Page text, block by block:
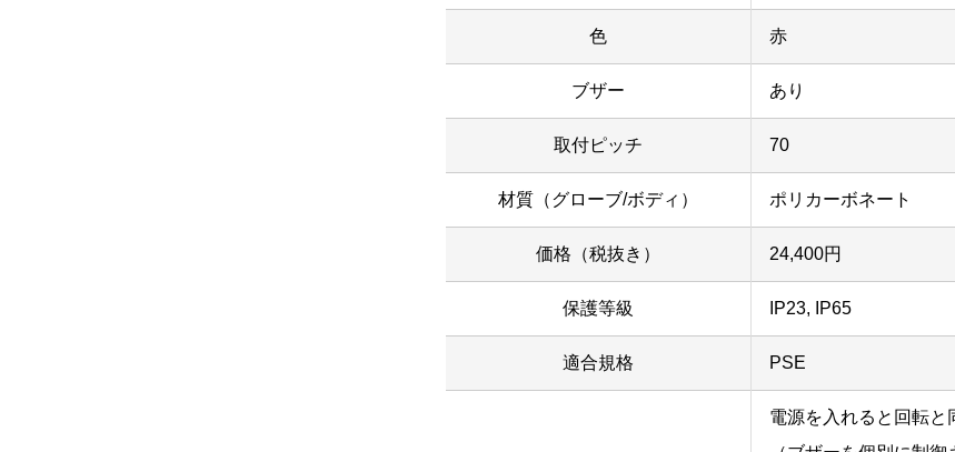
色 赤
ブザー あり
取付ピッチ 70
材質（グローブ/ボディ） ポリカーボネート
価格（税抜き） 24,400円
保護等級 IP23, IP65
適合規格 PSE
電源を入れると回転と